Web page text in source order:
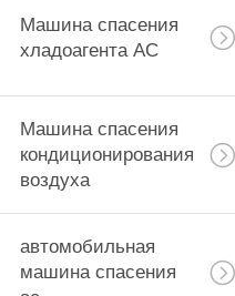
Машина спасения
хладоагента AC
Машина спасения
кондиционирования
воздуха
автомобильная
машина спасения